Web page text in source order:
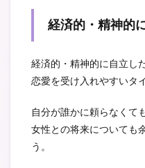
経済的・精神的
経済的・精神的に自立し
恋愛を受け入れやすいタ
自分が誰かに頼らなくて
女性との将来についても
う。